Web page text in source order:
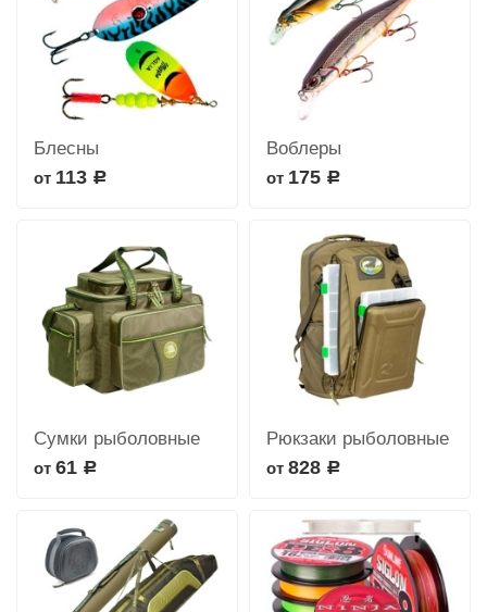
Блесны
от 113 Р
Воблеры
от 175 Р
Сумки рыболовные
от 61 Р
Рюкзаки рыболовные
от 828 Р